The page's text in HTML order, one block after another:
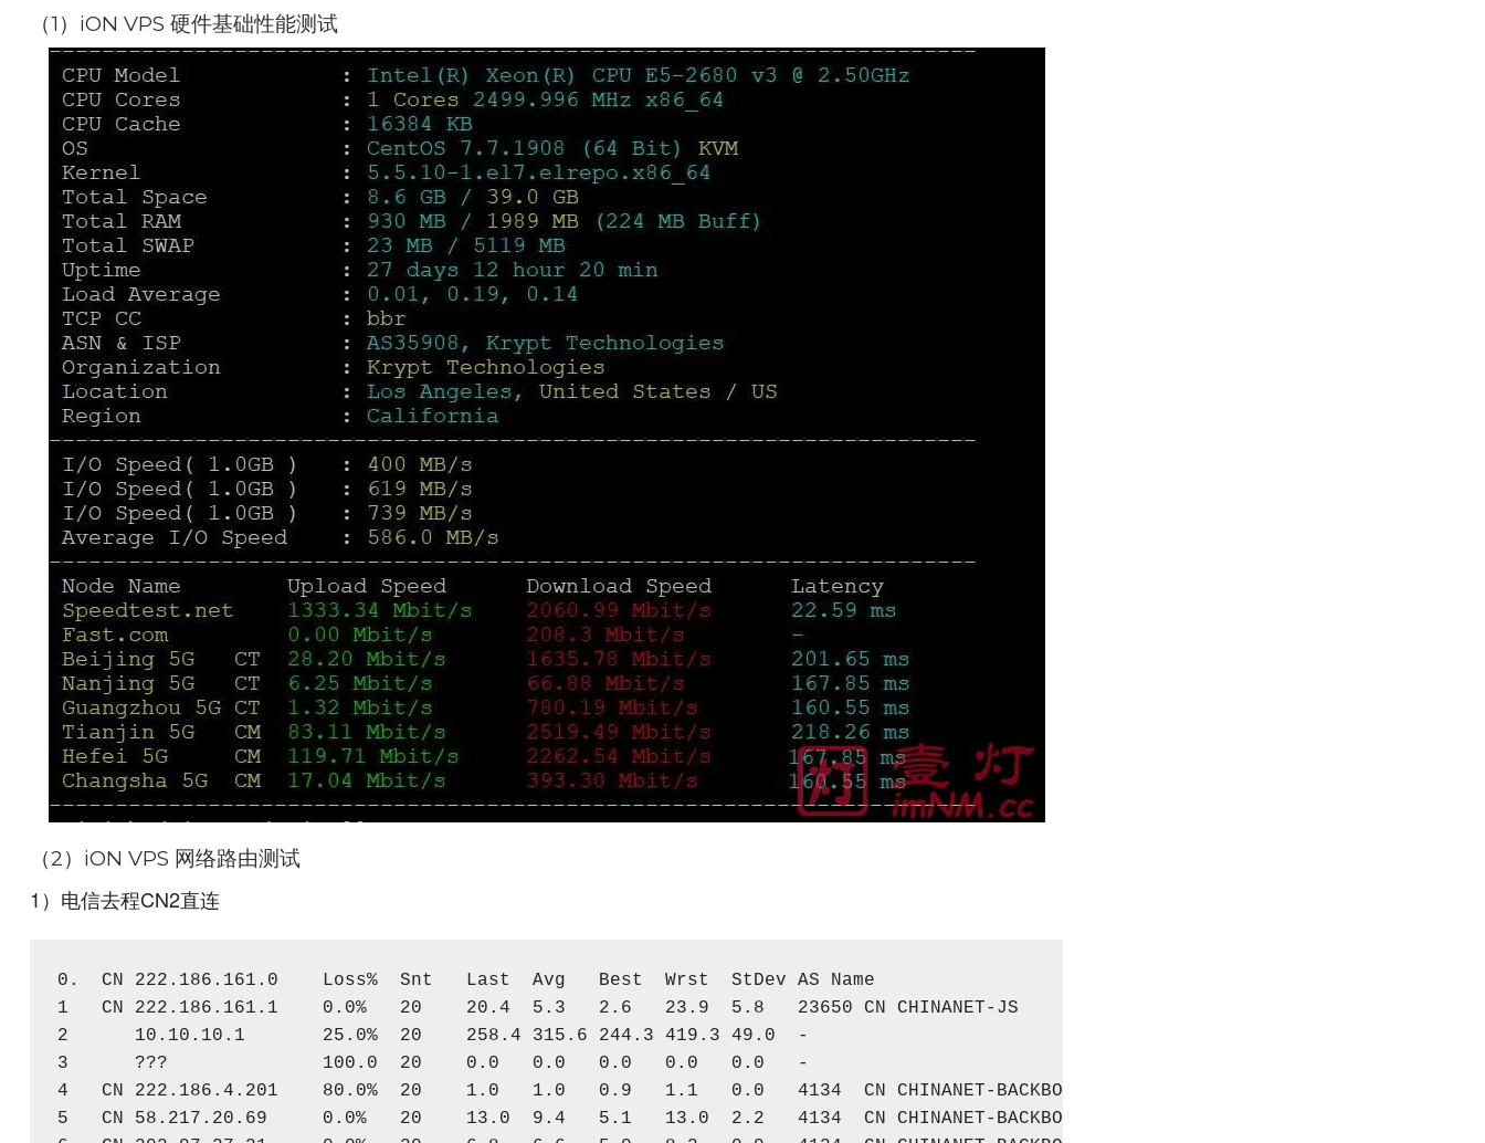
（1）iON VPS 硬件基础性能测试
（2）iON VPS 网络路由测试
1）电信去程CN2直连
0.
  CN
222.186 . 161.0 Loss% Snt Last Avg Best Wrst StDev AS Name
1
   CN
222.186 . 161.1 0.0% 20 20.4 5.3 2.6 23.9 5.8 23650 CN CHINANET- JS
2
10.10 . 10.1 25.0% 20 258.4 315.6 244.3 419.3 49.0
-
3
??? 100.0 20 0.0 0.0 0.0 0.0 0.0
-
4
   CN
222.186 .4.201 80.0% 20 1.0 1.0 0.9 1.1 0.0 4134
  CN CHINANET
- BACKBONE
5
   CN
58.217 . 20.69 0.0% 20 13.0 9.4 5.1 13.0 2.2 4134
  CN CHINANET
- BACKBONE